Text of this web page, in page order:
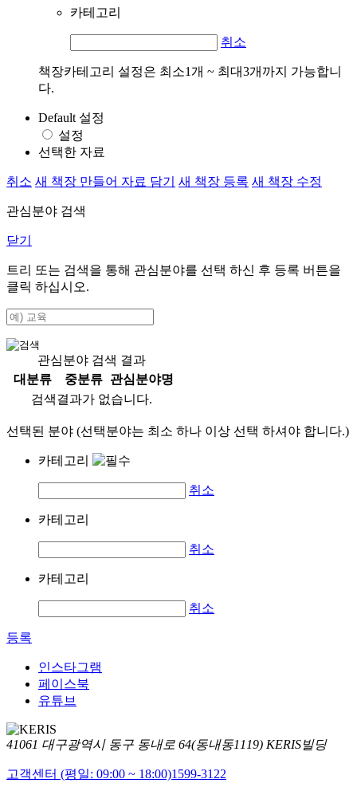
카테고리
취소
책장카테고리 설정은 최소1개 ~ 최대3개까지 가능합니
다.
Default 설정
설정
선택한 자료
취소 새 책장 만들어 자료 담기 새 책장 등록 새 책장 수정
관심분야 검색
닫기
트리 또는 검색을 통해 관심분야를 선택 하신 후 등록 버튼을
클릭 하십시오.
관심분야 검색 결과
대분류
중분류
관심분야명
검색결과가 없습니다.
선택된 분야 (선택분야는 최소 하나 이상 선택 하셔야 합니다.)
카테고리
취소
카테고리
취소
카테고리
취소
등록
인스타그램
페이스북
유튜브
41061 대구광역시 동구 동내로 64(동내동1119) KERIS빌딩
고객센터 (평일: 09:00 ~ 18:00)1599-3122